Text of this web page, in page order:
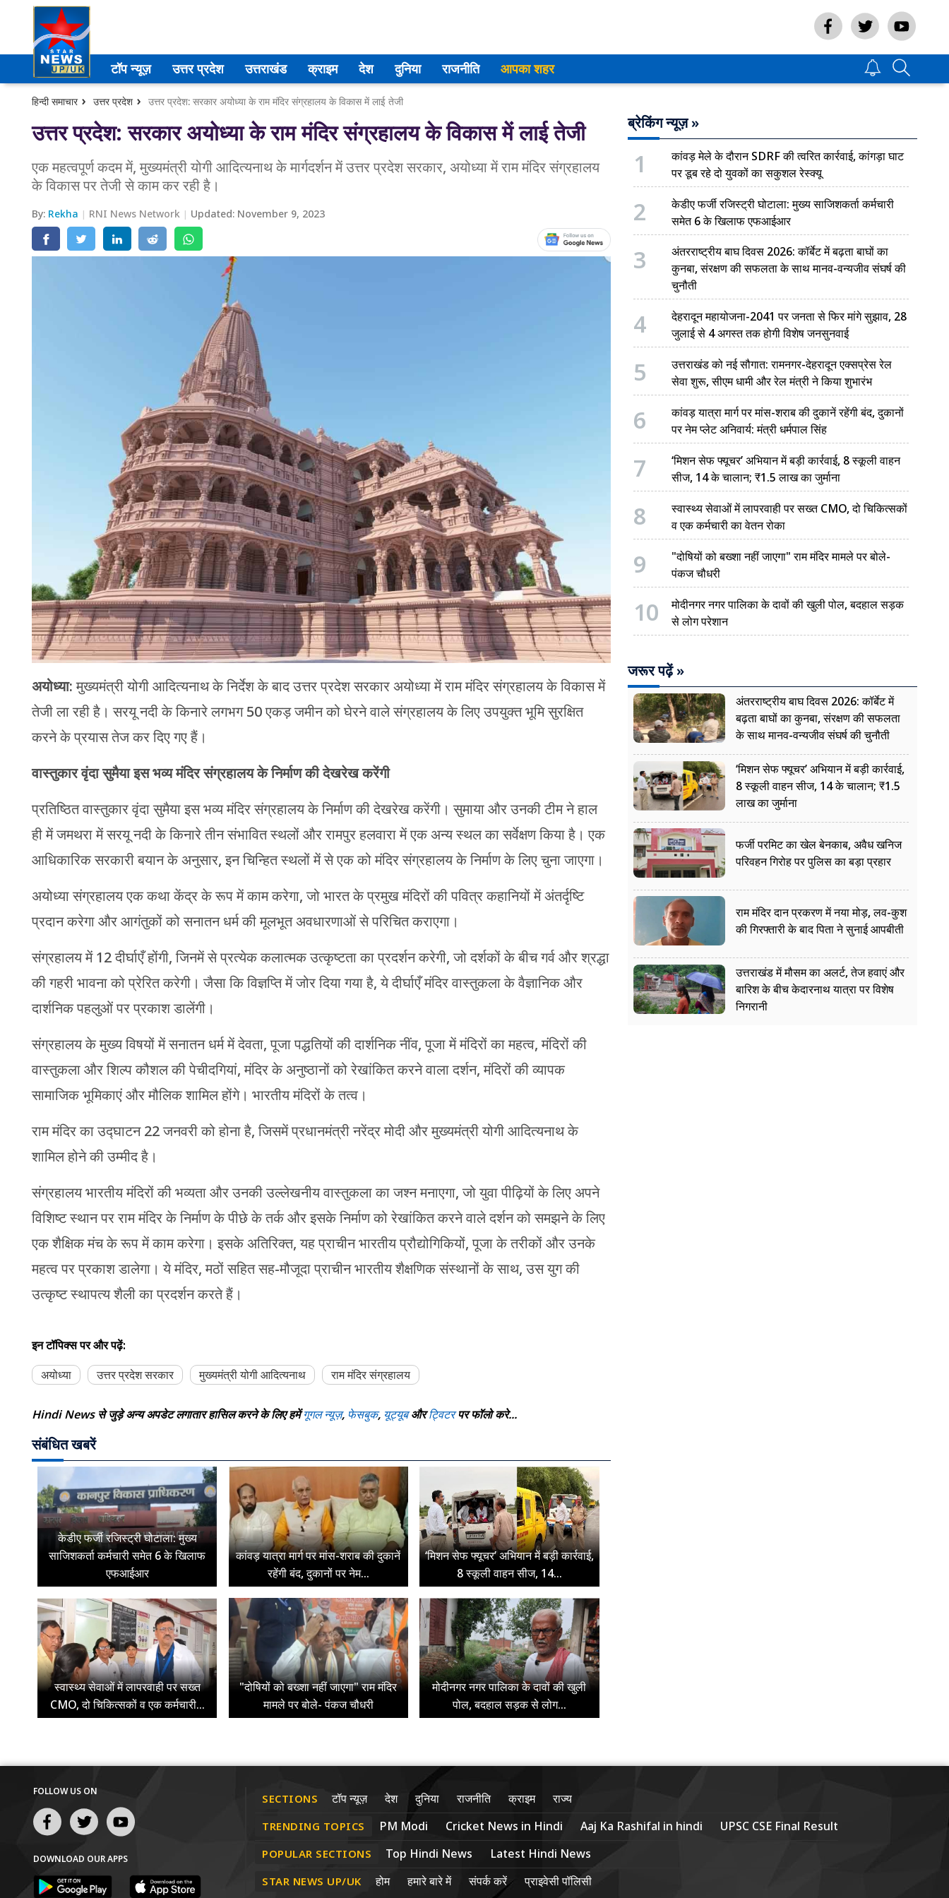
टॉप न्यूज़ उत्तर प्रदेश उत्तराखंड क्राइम देश दुनिया राजनीति आपका शहर
हिन्दी समाचार उत्तर प्रदेश उत्तर प्रदेश: सरकार अयोध्या के राम मंदिर संग्रहालय के विकास में लाई तेजी
उत्तर प्रदेश: सरकार अयोध्या के राम मंदिर संग्रहालय के विकास में लाई तेजी
एक महत्वपूर्ण कदम में, मुख्यमंत्री योगी आदित्यनाथ के मार्गदर्शन में उत्तर प्रदेश सरकार, अयोध्या में राम मंदिर संग्रहालय
के विकास पर तेजी से काम कर रही है।
By: Rekha RNI News Network Updated: November 9, 2023
अयोध्या:मुख्यमंत्री योगी आदित्यनाथ के निर्देश के बाद उत्तर प्रदेश सरकार अयोध्या में राम मंदिर संग्रहालय के विकास में
तेजी ला रही है। सरयू नदी के किनारे लगभग 50 एकड़ जमीन को घेरने वाले संग्रहालय के लिए उपयुक्त भूमि सुरक्षित
करने के प्रयास तेज कर दिए गए हैं।
वास्तुकार वृंदा सुमैया इस भव्य मंदिर संग्रहालय के निर्माण की देखरेख करेंगी
प्रतिष्ठित वास्तुकार वृंदा सुमैया इस भव्य मंदिर संग्रहालय के निर्माण की देखरेख करेंगी। सुमाया और उनकी टीम ने हाल
ही में जमथरा में सरयू नदी के किनारे तीन संभावित स्थलों और रामपुर हलवारा में एक अन्य स्थल का सर्वेक्षण किया है। एक
आधिकारिक सरकारी बयान के अनुसार, इन चिन्हित स्थलों में से एक को मंदिर संग्रहालय के निर्माण के लिए चुना जाएगा।
अयोध्या संग्रहालय एक कथा केंद्र के रूप में काम करेगा, जो भारत के प्रमुख मंदिरों की पवित्र कहानियों में अंतर्दृष्टि
प्रदान करेगा और आगंतुकों को सनातन धर्म की मूलभूत अवधारणाओं से परिचित कराएगा।
संग्रहालय में 12 दीर्घाएँ होंगी, जिनमें से प्रत्येक कलात्मक उत्कृष्टता का प्रदर्शन करेगी, जो दर्शकों के बीच गर्व और श्रद्धा
की गहरी भावना को प्रेरित करेगी। जैसा कि विज्ञप्ति में जोर दिया गया है, ये दीर्घाएँ मंदिर वास्तुकला के वैज्ञानिक और
दार्शनिक पहलुओं पर प्रकाश डालेंगी।
संग्रहालय के मुख्य विषयों में सनातन धर्म में देवता, पूजा पद्धतियों की दार्शनिक नींव, पूजा में मंदिरों का महत्व, मंदिरों की
वास्तुकला और शिल्प कौशल की पेचीदगियां, मंदिर के अनुष्ठानों को रेखांकित करने वाला दर्शन, मंदिरों की व्यापक
सामाजिक भूमिकाएं और मौलिक शामिल होंगे। भारतीय मंदिरों के तत्व।
राम मंदिर का उद्घाटन 22 जनवरी को होना है, जिसमें प्रधानमंत्री नरेंद्र मोदी और मुख्यमंत्री योगी आदित्यनाथ के
शामिल होने की उम्मीद है।
संग्रहालय भारतीय मंदिरों की भव्यता और उनकी उल्लेखनीय वास्तुकला का जश्न मनाएगा, जो युवा पीढ़ियों के लिए अपने
विशिष्ट स्थान पर राम मंदिर के निर्माण के पीछे के तर्क और इसके निर्माण को रेखांकित करने वाले दर्शन को समझने के लिए
एक शैक्षिक मंच के रूप में काम करेगा। इसके अतिरिक्त, यह प्राचीन भारतीय प्रौद्योगिकियों, पूजा के तरीकों और उनके
महत्व पर प्रकाश डालेगा। ये मंदिर, मठों सहित सह-मौजूदा प्राचीन भारतीय शैक्षणिक संस्थानों के साथ, उस युग की
उत्कृष्ट स्थापत्य शैली का प्रदर्शन करते हैं।
इन टॉपिक्स पर और पढ़ें:
अयोध्या
उत्तर प्रदेश सरकार मुख्यमंत्री योगी आदित्यनाथ राम मंदिर संग्रहालय
Hindi News से जुड़े अन्य अपडेट लगातार हासिल करने के लिए हमेंगूगल न्यूज़, फेसबुक, यूट्यूबऔरट्विटरपर फॉलो करे...
संबंधित खबरें
केडीए फर्जी रजिस्ट्री घोटाला: मुख्य
साजिशकर्ता कर्मचारी समेत 6 के खिलाफ
एफआईआर
कांवड़ यात्रा मार्ग पर मांस-शराब की दुकानें
रहेंगी बंद, दुकानों पर नेम...
‘मिशन सेफ फ्यूचर’ अभियान में बड़ी कार्रवाई,
8 स्कूली वाहन सीज, 14...
स्वास्थ्य सेवाओं में लापरवाही पर सख्त
CMO, दो चिकित्सकों व एक कर्मचारी...
"दोषियों को बख्शा नहीं जाएगा" राम मंदिर
मामले पर बोले- पंकज चौधरी
मोदीनगर नगर पालिका के दावों की खुली
पोल, बदहाल सड़क से लोग...
ब्रेकिंग न्यूज़ »
1
कांवड़ मेले के दौरान SDRF की त्वरित कार्रवाई, कांगड़ा घाट
पर डूब रहे दो युवकों का सकुशल रेस्क्यू
2
केडीए फर्जी रजिस्ट्री घोटाला: मुख्य साजिशकर्ता कर्मचारी
समेत 6 के खिलाफ एफआईआर
3
अंतरराष्ट्रीय बाघ दिवस 2026: कॉर्बेट में बढ़ता बाघों का
कुनबा, संरक्षण की सफलता के साथ मानव-वन्यजीव संघर्ष की
चुनौती
4
देहरादून महायोजना-2041 पर जनता से फिर मांगे सुझाव, 28
जुलाई से 4 अगस्त तक होगी विशेष जनसुनवाई
5
उत्तराखंड को नई सौगात: रामनगर-देहरादून एक्सप्रेस रेल
सेवा शुरू, सीएम धामी और रेल मंत्री ने किया शुभारंभ
6
कांवड़ यात्रा मार्ग पर मांस-शराब की दुकानें रहेंगी बंद, दुकानों
पर नेम प्लेट अनिवार्य: मंत्री धर्मपाल सिंह
7
‘मिशन सेफ फ्यूचर’ अभियान में बड़ी कार्रवाई, 8 स्कूली वाहन
सीज, 14 के चालान; ₹1.5 लाख का जुर्माना
8
स्वास्थ्य सेवाओं में लापरवाही पर सख्त CMO, दो चिकित्सकों
व एक कर्मचारी का वेतन रोका
9
"दोषियों को बख्शा नहीं जाएगा" राम मंदिर मामले पर बोले-
पंकज चौधरी
10
मोदीनगर नगर पालिका के दावों की खुली पोल, बदहाल सड़क
से लोग परेशान
जरूर पढ़ें »
अंतरराष्ट्रीय बाघ दिवस 2026: कॉर्बेट में
बढ़ता बाघों का कुनबा, संरक्षण की सफलता
के साथ मानव-वन्यजीव संघर्ष की चुनौती
‘मिशन सेफ फ्यूचर’ अभियान में बड़ी कार्रवाई,
8 स्कूली वाहन सीज, 14 के चालान; ₹1.5
लाख का जुर्माना
फर्जी परमिट का खेल बेनकाब, अवैध खनिज
परिवहन गिरोह पर पुलिस का बड़ा प्रहार
राम मंदिर दान प्रकरण में नया मोड़, लव-कुश
की गिरफ्तारी के बाद पिता ने सुनाई आपबीती
उत्तराखंड में मौसम का अलर्ट, तेज हवाएं और
बारिश के बीच केदारनाथ यात्रा पर विशेष
निगरानी
उत्तर प्रदेश
अमेठी
आगरा
प्रयागराज
मेरठ
लखनऊ
FOLLOW US ON
DOWNLOAD OUR APPS
SECTIONS टॉप न्यूज़ देश दुनिया राजनीति क्राइम राज्य
TRENDING TOPICS PM Modi Cricket News in Hindi Aaj Ka Rashifal in hindi UPSC CSE Final Result
POPULAR SECTIONS Top Hindi News Latest Hindi News
STAR NEWS UP/UK होम हमारे बारे में संपर्क करें प्राइवेसी पॉलिसी